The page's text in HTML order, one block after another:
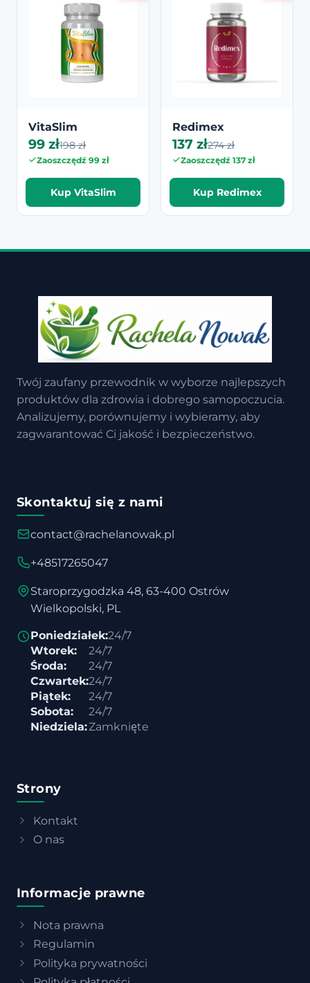
VitaSlim
99 zł198 zł
Zaoszczędź 99 zł
Kup VitaSlim
Redimex
137 zł274 zł
Zaoszczędź 137 zł
Kup Redimex
Twój zaufany przewodnik w wyborze najlepszych
produktów dla zdrowia i dobrego samopoczucia.
Analizujemy, porównujemy i wybieramy, aby
zagwarantować Ci jakość i bezpieczeństwo.
Skontaktuj się z nami
contact@rachelanowak.pl
+48517265047
Staroprzygodzka 48, 63-400 Ostrów
Wielkopolski, PL
Poniedziałek:24/7
Wtorek:
24/7
Środa:
24/7
Czwartek:24/7
Piątek:
24/7
Sobota:
24/7
Niedziela:Zamknięte
Strony
Kontakt
O nas
Informacje prawne
Nota prawna
Regulamin
Polityka prywatności